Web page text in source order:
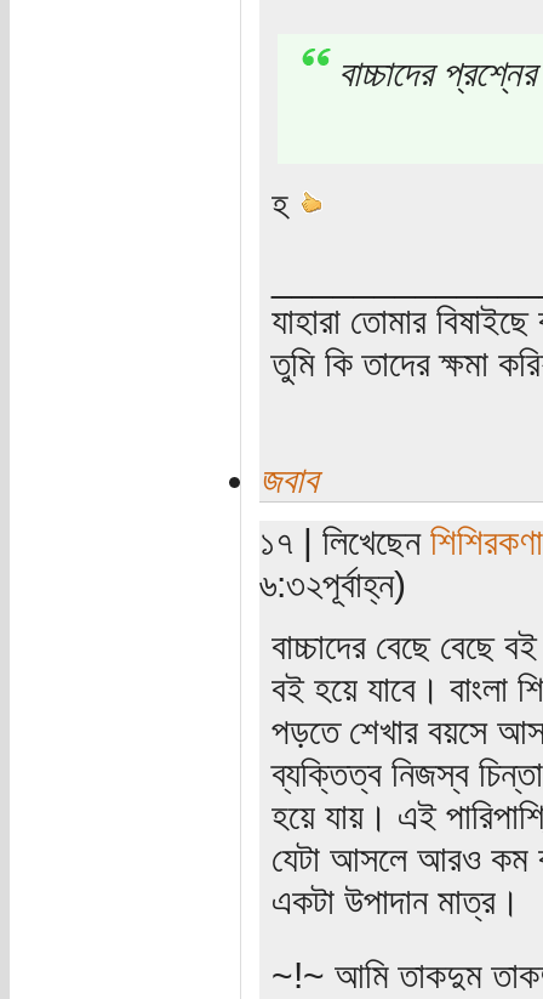
বাচ্চাদের
হ
যাহারা তোমার
তুমি কি তাদের ক্ষমা
জবাব
১৭ | লিখেছেন শিশিরকণা
৬:৩২পূর্বাহ্ন)
বাচ্চাদের বেছে
বই হয়ে যাবে। বাংলা
পড়তে শেখার বয়সে
ব্যক্তিত্ব নিজস্ব
হয়ে যায়। এই
যেটা আসলে আরও কম
একটা উপাদান মাত্র।
~!~ আমি তাকদুম